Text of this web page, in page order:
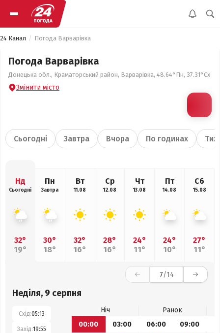
24 Канал Погода Варварівка
Погода Варварівка
Донецька обл., Краматорський район, Варварівка, 48.64°Пн, 37.31°Сх
Змінити місто
Сьогодні Завтра Вчора По годинах
Нд
Сьогодні
32°
19°
Пн
Завтра
30°
18°
Вт
11.08
32°
16°
Ср
12.08
28°
16°
Чт
13.08
24°
11°
Пт
14.08
24°
10°
Сб
15.08
27°
11°
7/14
Неділя, 9 серпня
Схід:05:13
Захід:19:55
Ніч
Ранок
00:00
03:00 06:00 09:00